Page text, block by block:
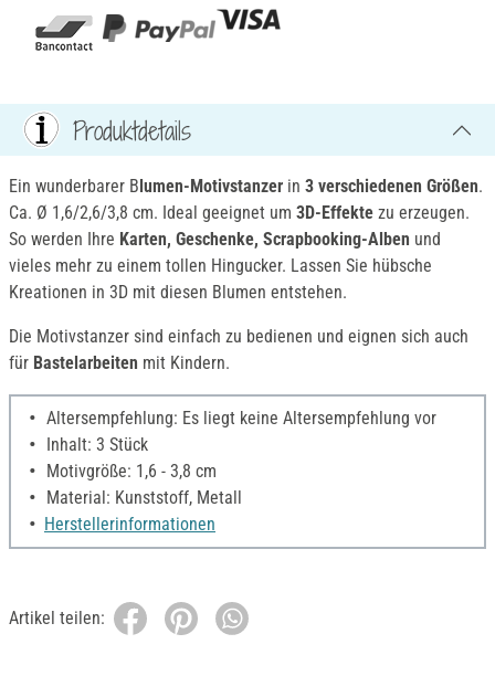
Produktdetails
Ein wunderbarer Blumen-Motivstanzer in 3 verschiedenen Größen.
Ca. Ø 1,6/2,6/3,8 cm. Ideal geeignet um 3D-Effekte zu erzeugen.
So werden Ihre Karten, Geschenke, Scrapbooking-Alben und
vieles mehr zu einem tollen Hingucker. Lassen Sie hübsche
Kreationen in 3D mit diesen Blumen entstehen.
Die Motivstanzer sind einfach zu bedienen und eignen sich auch
für Bastelarbeiten mit Kindern.
Altersempfehlung: Es liegt keine Altersempfehlung vor
Inhalt: 3 Stück
Motivgröße: 1,6 - 3,8 cm
Material: Kunststoff, Metall
Herstellerinformationen
Artikel teilen: